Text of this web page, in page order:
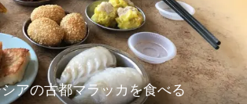
アの古都マラッカを食べる